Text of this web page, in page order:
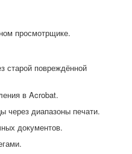
просмотрщике.
старой повреждённой
в Acrobat.
через диапазоны печати.
документов.